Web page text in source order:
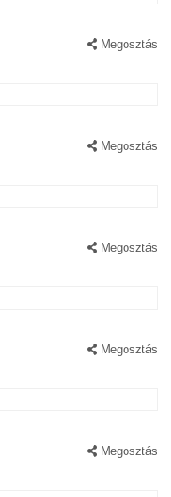
Megosztás
Megosztás
Megosztás
Megosztás
Megosztás